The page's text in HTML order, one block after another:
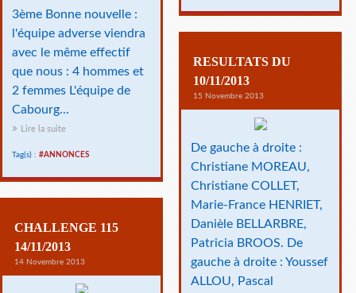
3ème Bonne nouvelle :
l'équipe adverse viendra
avec le même effectif
que nous : 4 hommes et
2 femmes L'équipe de
Cabourg...
Lire la suite
Tag(s) : #ANNONCES
RESULTATS DU
10/11/2013
15 Novembre 2013
De gauche à droite :
Christiane MOREAU,
Christiane COLLET,
Marie-France HENRIET,
Danièle BELLARBRE,
Patricia BROOS. De
gauche à droite : Youssef
ALLOU, Pascal
CHALLENGE 115
14/11/2013
14 Novembre 2013